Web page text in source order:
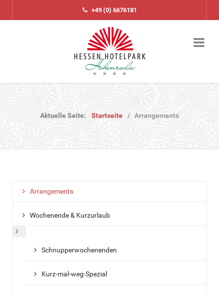
+49 (0) 6676181
Aktuelle Seite: Startseite Arrangements
Arrangements
Wochenende & Kurzurlaub
Schnupperwochenenden
Kurz-mal-weg-Spezial